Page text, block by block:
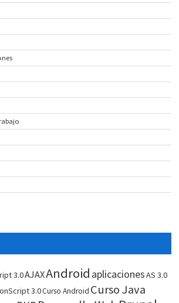
3.0AJAXAndroid aplicacionesAS 3.0
3.0Curso Android Curso Java